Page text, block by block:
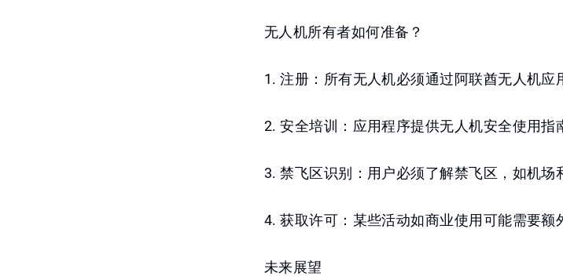
无人机所有者如何准备？
1. 注册：所有无人机必须通过阿联酋无人机应
2. 安全培训：应用程序提供无人机安全使用指
3. 禁飞区识别：用户必须了解禁飞区，如机场
4. 获取许可：某些活动如商业使用可能需要额
未来展望